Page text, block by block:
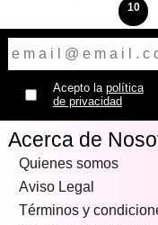
10
Acepto la política
de privacidad
Acerca de
Quienes somos
Aviso Legal
Términos y